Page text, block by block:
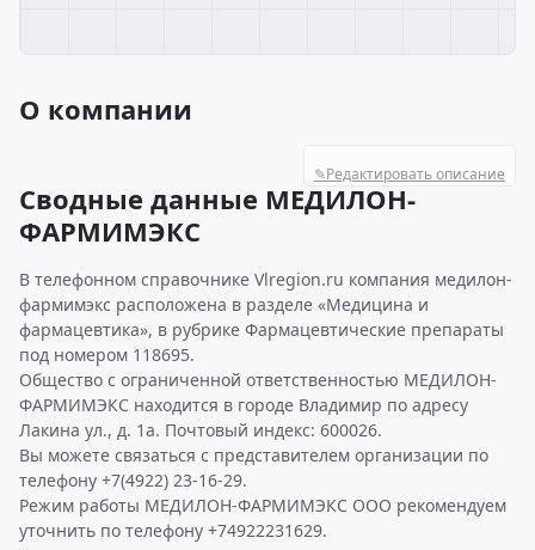
О компании
✎Редактировать описание
Сводные данные МЕДИЛОН-
ФАРМИМЭКС
В телефонном справочнике Vlregion.ru компания медилон-
фармимэкс расположена в разделе «Медицина и
фармацевтика», в рубрике Фармацевтические препараты
под номером 118695.
Общество с ограниченной ответственностью МЕДИЛОН-
ФАРМИМЭКС находится в городе Владимир по адресу
Лакина ул., д. 1а. Почтовый индекс: 600026.
Вы можете связаться с представителем организации по
телефону +7(4922) 23-16-29.
Режим работы МЕДИЛОН-ФАРМИМЭКС ООО рекомендуем
уточнить по телефону +74922231629.